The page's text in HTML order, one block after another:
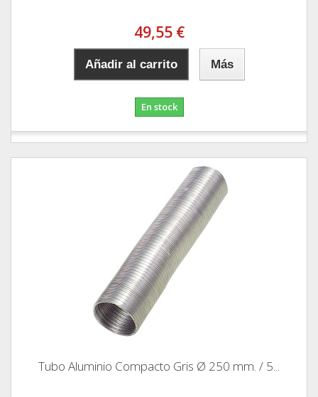
49,55 €
Añadir al carrito Más
En stock
Tubo Aluminio Compacto Gris Ø 250 mm. / 5...